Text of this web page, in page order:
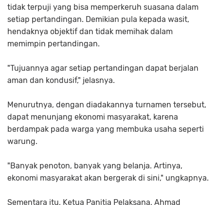
tidak terpuji yang bisa memperkeruh suasana dalam
setiap pertandingan. Demikian pula kepada wasit,
hendaknya objektif dan tidak memihak dalam
memimpin pertandingan.
"Tujuannya agar setiap pertandingan dapat berjalan
aman dan kondusif," jelasnya.
Menurutnya, dengan diadakannya turnamen tersebut,
dapat menunjang ekonomi masyarakat, karena
berdampak pada warga yang membuka usaha seperti
warung.
"Banyak penoton, banyak yang belanja. Artinya,
ekonomi masyarakat akan bergerak di sini," ungkapnya.
Sementara itu, Ketua Panitia Pelaksana, Ahmad